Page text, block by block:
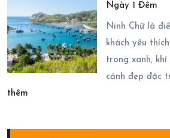
3
Ngày
2
Đêm
Chốt
Tour
Măng
Ngày 1 Đêm
Ninh Chữ là
khách yêu
trong xanh, khí
cảnh đẹp đặc
thêm